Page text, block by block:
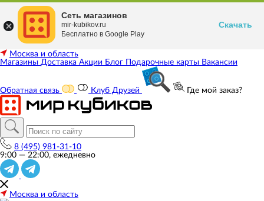
Москва и область
Магазины Доставка Акции Блог Подарочные карты Вакансии
Обратная связь Клуб Друзей Где мой заказ?
8 (495) 981-31-10
9:00 — 22:00, ежедневно
Москва и область
Сеть магазинов
mir-kubikov.ru
Бесплатно в Google Play
Скачать